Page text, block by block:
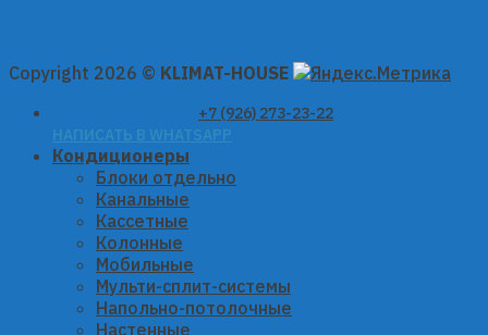
Copyright 2026 © KLIMAT-HOUSE
+7 (926) 273-23-22
НАПИСАТЬ В WHATSAPP
Кондиционеры
Блоки отдельно
Канальные
Кассетные
Колонные
Мобильные
Мульти-сплит-системы
Напольно-потолочные
Настенные